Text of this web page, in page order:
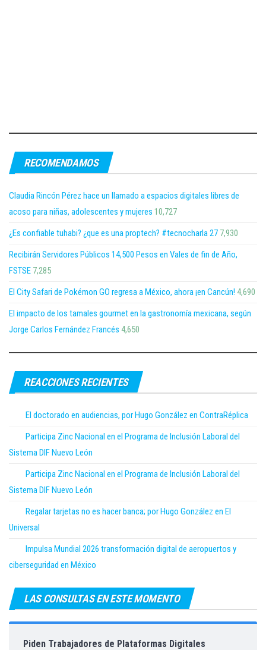
RECOMENDAMOS
Claudia Rincón Pérez hace un llamado a espacios digitales libres de
acoso para niñas, adolescentes y mujeres 10,727
¿Es confiable tuhabi? ¿que es una proptech? #tecnocharla 27 7,930
Recibirán Servidores Públicos 14,500 Pesos en Vales de fin de Año,
FSTSE 7,285
El City Safari de Pokémon GO regresa a México, ahora ¡en Cancún! 4,690
El impacto de los tamales gourmet en la gastronomía mexicana, según
Jorge Carlos Fernández Francés 4,650
REACCIONES RECIENTES
El doctorado en audiencias, por Hugo González en ContraRéplica
Participa Zinc Nacional en el Programa de Inclusión Laboral del
Sistema DIF Nuevo León
Participa Zinc Nacional en el Programa de Inclusión Laboral del
Sistema DIF Nuevo León
Regalar tarjetas no es hacer banca; por Hugo González en El
Universal
Impulsa Mundial 2026 transformación digital de aeropuertos y
ciberseguridad en México
LAS CONSULTAS EN ESTE MOMENTO
Piden Trabajadores de Plataformas Digitales